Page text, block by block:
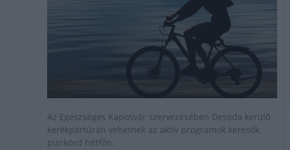
Az Egészséges Kaposvár szervezésében Deseda kerülő
kerékpártúrán vehetnek az aktív programok keresők
pünkösd hétfőn.